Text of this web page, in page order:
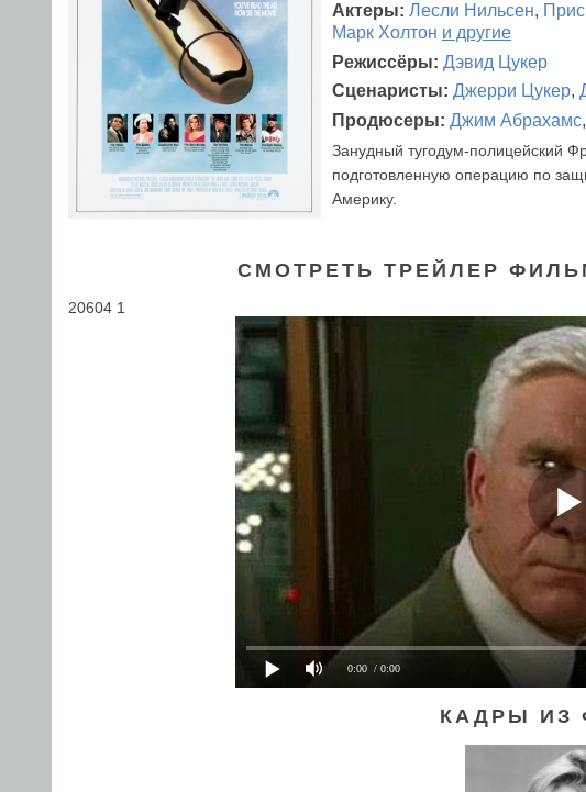
Актеры: Лесли Нильсен,
Марк Холтон и другие
Режиссёры: Дэвид Цукер
Сценаристы: Джерри Цукер,
Продюсеры: Джим Абрахамс,
Занудный тугодум-полицейский
подготовленную операцию по
Америку.
СМОТРЕТЬ ТРЕЙЛЕР
20604 1
0:00 / 0:00
КАДРЫ ИЗ